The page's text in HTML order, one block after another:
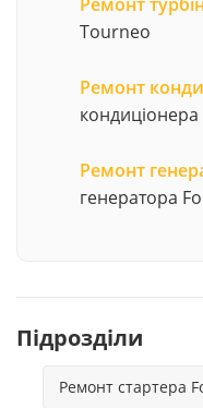
Tourneo
Ремонт
Ремонт
генератора
Підрозділи
Ремонт стартера